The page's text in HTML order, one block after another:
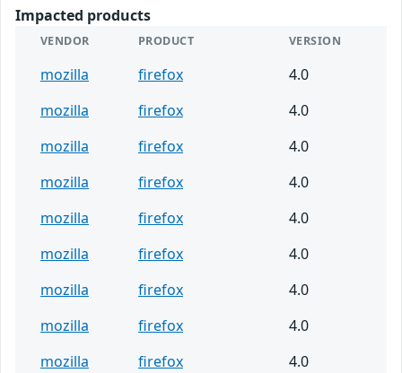
Impacted products
VENDOR PRODUCT VERSION
mozilla firefox
4.0
mozilla
firefox
4.0
mozilla
firefox
4.0
mozilla
firefox
4.0
mozilla
firefox
4.0
mozilla
firefox
4.0
mozilla
firefox
4.0
mozilla
firefox
4.0
mozilla
firefox
4.0